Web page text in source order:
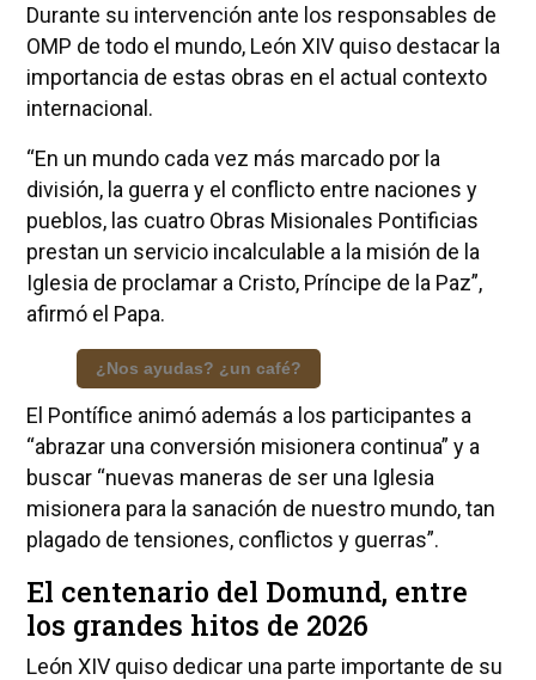
Durante su intervención ante los responsables de
OMP de todo el mundo, León XIV quiso destacar la
importancia de estas obras en el actual contexto
internacional.
“En un mundo cada vez más marcado por la
división, la guerra y el conflicto entre naciones y
pueblos, las cuatro Obras Misionales Pontificias
prestan un servicio incalculable a la misión de la
Iglesia de proclamar a Cristo, Príncipe de la Paz”,
afirmó el Papa.
¿Nos ayudas? ¿un café?
El Pontífice animó además a los participantes a
“abrazar una conversión misionera continua” y a
buscar “nuevas maneras de ser una Iglesia
misionera para la sanación de nuestro mundo, tan
plagado de tensiones, conflictos y guerras”.
El centenario del Domund, entre
los grandes hitos de 2026
León XIV quiso dedicar una parte importante de su